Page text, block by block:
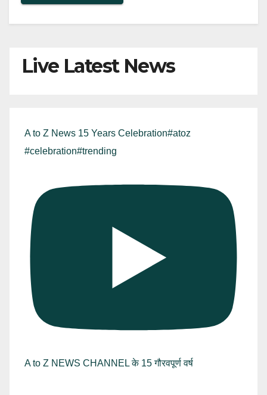
Live Latest News
A to Z News 15 Years Celebration#atoz
#celebration#trending
A to Z NEWS CHANNEL के 15 गौरवपूर्ण वर्ष